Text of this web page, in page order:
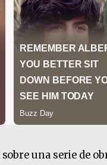
una serie de